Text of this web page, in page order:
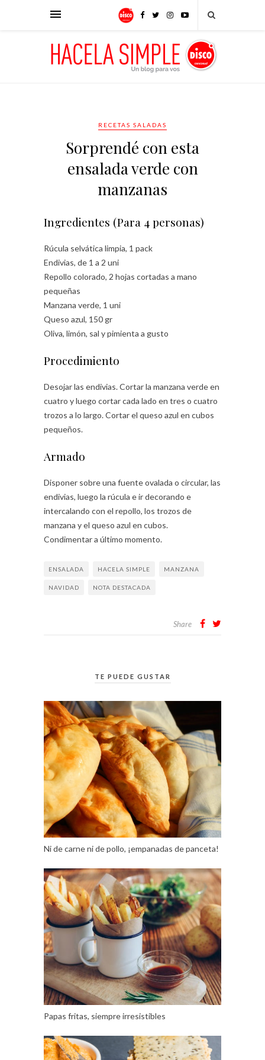
RECETAS SALADAS
Sorprendé con esta
ensalada verde con
manzanas
Ingredientes (Para 4 personas)
Rúcula selvática limpia, 1 pack
Endivias, de 1 a 2 uni
Repollo colorado, 2 hojas cortadas a mano
pequeñas
Manzana verde, 1 uni
Queso azul, 150 gr
Oliva, limón, sal y pimienta a gusto
Procedimiento
Desojar las endivias. Cortar la manzana verde en
cuatro y luego cortar cada lado en tres o cuatro
trozos a lo largo. Cortar el queso azul en cubos
pequeños.
Armado
Disponer sobre una fuente ovalada o circular, las
endivias, luego la rúcula e ir decorando e
intercalando con el repollo, los trozos de
manzana y el queso azul en cubos.
Condimentar a último momento.
ENSALADA HACELA SIMPLE MANZANA
NAVIDAD NOTA DESTACADA
Share
TE PUEDE GUSTAR
Ni de carne ni de pollo, ¡empanadas de panceta!
Papas fritas, siempre irresistibles